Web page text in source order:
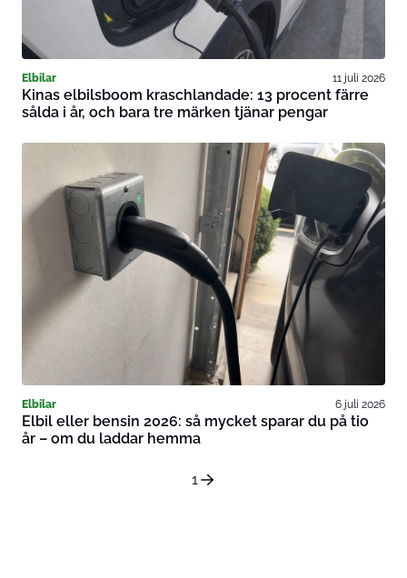
Elbilar 11 juli 2026
Kinas elbilsboom kraschlandade: 13 procent färre
sålda i år, och bara tre märken tjänar pengar
Elbilar 6 juli 2026
Elbil eller bensin 2026: så mycket sparar du på tio
år – om du laddar hemma
1